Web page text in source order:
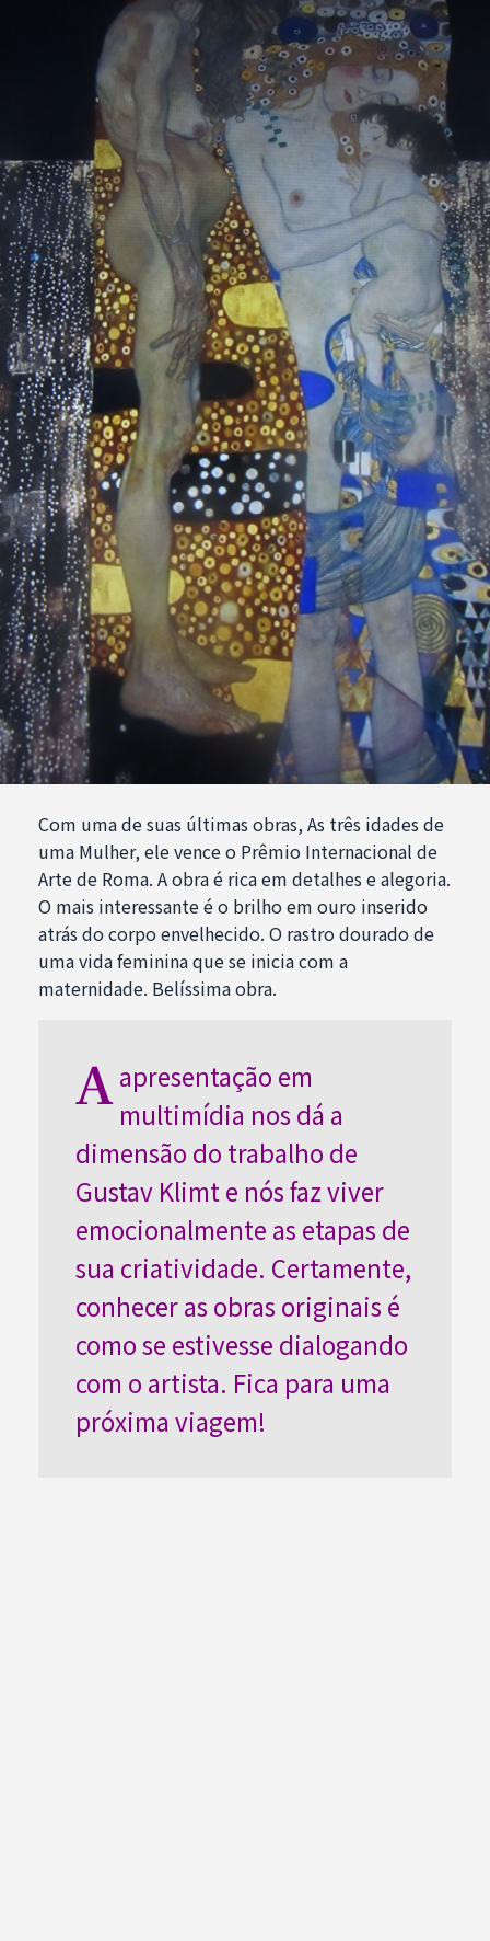
Com uma de suas últimas obras, As três idades de
uma Mulher, ele vence o Prêmio Internacional de
Arte de Roma. A obra é rica em detalhes e alegoria.
O mais interessante é o brilho em ouro inserido
atrás do corpo envelhecido. O rastro dourado de
uma vida feminina que se inicia com a
maternidade. Belíssima obra.
A apresentação em
multimídia nos dá a
dimensão do trabalho de
Gustav Klimt e nós faz viver
emocionalmente as etapas de
sua criatividade. Certamente,
conhecer as obras originais é
como se estivesse dialogando
com o artista. Fica para uma
próxima viagem!